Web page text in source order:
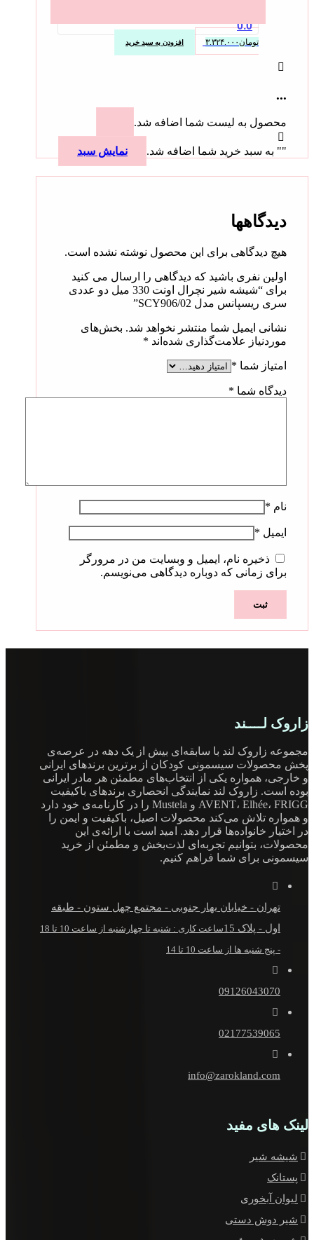
0.0
تومان۳.۳۲۴.۰۰۰ افزودن به سبد خرید
...
محصول به لیست شما اضافه شد.
"" به سبد خرید شما اضافه شد. نمایش سبد
دیدگاهها
هیچ دیدگاهی برای این محصول نوشته نشده است.
اولین نفری باشید که دیدگاهی را ارسال می کنید
برای “شیشه شیر نچرال اونت 330 میل دو عددی
سری ریسپانس مدل SCY906/02”
نشانی ایمیل شما منتشر نخواهد شد. بخش‌های
موردنیاز علامت‌گذاری شده‌اند *
امتیاز شما *
دیدگاه شما *
نام *
ایمیل *
ذخیره نام، ایمیل و وبسایت من در مرورگر
برای زمانی که دوباره دیدگاهی می‌نویسم.
زاروک لــــند
مجموعه زاروک لند با سابقه‌ای بیش از یک دهه در عرصه‌ی
پخش محصولات سیسمونی کودکان از برترین برندهای ایرانی
و خارجی، همواره یکی از انتخاب‌های مطمئن هر مادر ایرانی
بوده است. زاروک لند نمایندگی انحصاری برندهای باکیفیت
AVENT، Elhée، FRIGG و Mustela را در کارنامه‌ی خود دارد
و همواره تلاش می‌کند محصولات اصیل، باکیفیت و ایمن را
در اختیار خانواده‌ها قرار دهد. امید است با ارائه‌ی این
محصولات، بتوانیم تجربه‌ای لذت‌بخش و مطمئن از خرید
سیسمونی برای شما فراهم کنیم.
تهران - خیابان بهار جنوبی - مجتمع چهل ستون - طبقه
اول - پلاک 15
ساعت کاری : شنبه تا چهارشنبه از ساعت 10 تا 18
- پنج شنبه ها از ساعت 10 تا 14
09126043070
02177539065
info@zarokland.com
لینک های مفید
شیشه شیر
پستانک
لیوان آبخوری
شیر دوش دستی